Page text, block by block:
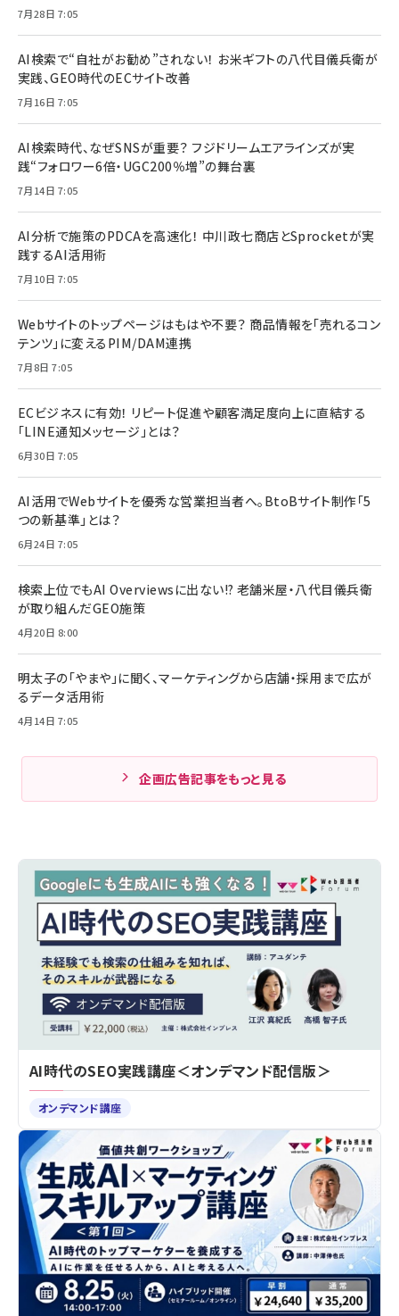
7月28日 7:05
AI検索で“自社がお勧め”されない！ お米ギフトの八代目儀兵衛が
実践、GEO時代のECサイト改善
7月16日 7:05
AI検索時代、なぜSNSが重要？ フジドリームエアラインズが実
践“フォロワー6倍・UGC200％増”の舞台裏
7月14日 7:05
AI分析で施策のPDCAを高速化！ 中川政七商店とSprocketが実
践するAI活用術
7月10日 7:05
Webサイトのトップページはもはや不要？ 商品情報を「売れるコン
テンツ」に変えるPIM/DAM連携
7月8日 7:05
ECビジネスに有効！ リピート促進や顧客満足度向上に直結する
「LINE通知メッセージ」とは？
6月30日 7:05
AI活用でWebサイトを優秀な営業担当者へ。BtoBサイト制作「5
つの新基準」とは？
6月24日 7:05
検索上位でもAI Overviewsに出ない!? 老舗米屋・八代目儀兵衛
が取り組んだGEO施策
4月20日 8:00
明太子の「やまや」に聞く、マーケティングから店舗・採用まで広が
るデータ活用術
4月14日 7:05
企画広告記事をもっと見る
AI時代のSEO実践講座＜オンデマンド配信版＞
オンデマンド講座